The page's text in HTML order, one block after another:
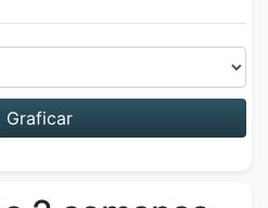
Graficar